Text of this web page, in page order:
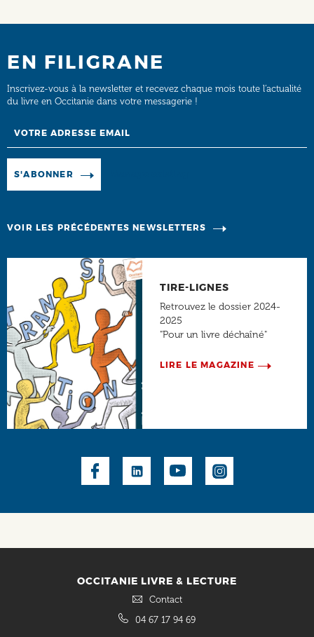
EN FILIGRANE
Inscrivez-vous à la newsletter et recevez chaque mois toute l’actualité
du livre en Occitanie dans votre messagerie !
S'ABONNER
VOIR LES PRÉCÉDENTES NEWSLETTERS
TIRE-LIGNES
Retrouvez le dossier 2024-
2025
"Pour un livre déchaîné"
LIRE LE MAGAZINE
OCCITANIE LIVRE & LECTURE
Contact
04 67 17 94 69